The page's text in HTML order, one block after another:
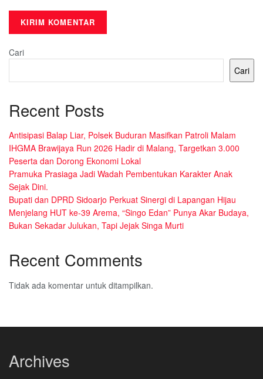
Cari
Cari
Recent Posts
Antisipasi Balap Liar, Polsek Buduran Masifkan Patroli Malam
IHGMA Brawijaya Run 2026 Hadir di Malang, Targetkan 3.000
Peserta dan Dorong Ekonomi Lokal
Pramuka Prasiaga Jadi Wadah Pembentukan Karakter Anak
Sejak Dini.
Bupati dan DPRD Sidoarjo Perkuat Sinergi di Lapangan Hijau
Menjelang HUT ke-39 Arema, “Singo Edan” Punya Akar Budaya,
Bukan Sekadar Julukan, Tapi Jejak Singa Murti
Recent Comments
Tidak ada komentar untuk ditampilkan.
Archives